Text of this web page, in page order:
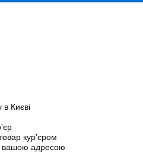
Києві
кур'єром
вашою адресою